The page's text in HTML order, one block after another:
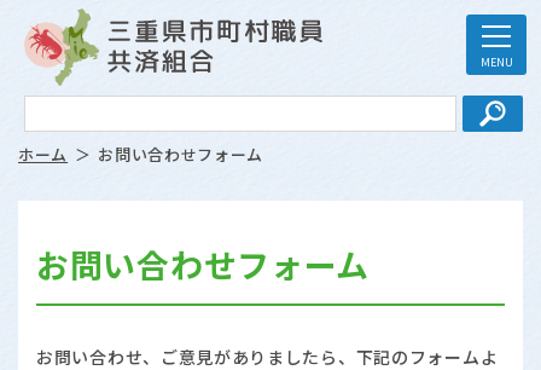
ホーム お問い合わせフォーム
お問い合わせフォーム
お問い合わせ、ご意見がありましたら、下記のフォームよ